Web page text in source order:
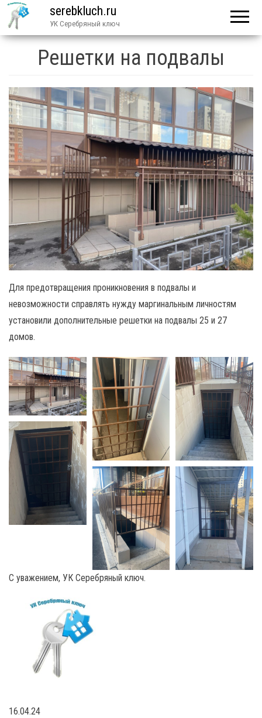
serebkluch.ru
УК Серебряный ключ
Решетки на подвалы
Для предотвращения проникновения в подвалы и
невозможности справлять нужду маргинальным личностям
установили дополнительные решетки на подвалы 25 и 27
домов.
С уважением, УК Серебряный ключ.
16.04.24